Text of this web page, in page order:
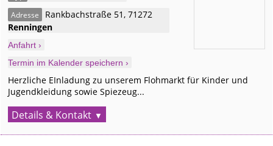
Adresse Rankbachstraße 51,71272
Renningen
Anfahrt ›
Termin im Kalender speichern ›
Herzliche EInladung zu unserem Flohmarkt für Kinder und
Jugendkleidung sowie Spiezeug...
Details & Kontakt